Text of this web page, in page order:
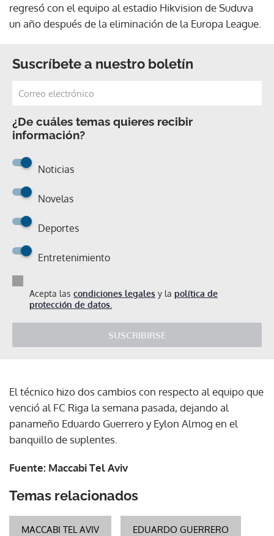
regresó con el equipo al estadio Hikvision de Suduva
un año después de la eliminación de la Europa League.
Suscríbete a nuestro boletín
¿De cuáles temas quieres recibir
información?
Noticias
Novelas
Deportes
Entretenimiento
Acepta las condiciones legales y la política de
protección de datos.
SUSCRIBIRSE
El técnico hizo dos cambios con respecto al equipo que
venció al FC Riga la semana pasada, dejando al
panameño Eduardo Guerrero y Eylon Almog en el
banquillo de suplentes.
Fuente: Maccabi Tel Aviv
Temas relacionados
MACCABI TEL AVIV EDUARDO GUERRERO